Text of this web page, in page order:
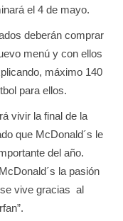
el 4 de mayo.
deberán comprar
menú y con ellos
máximo 140
para ellos.
vivir la final de la
que McDonald´s le
del año.
la pasión
vive gracias al